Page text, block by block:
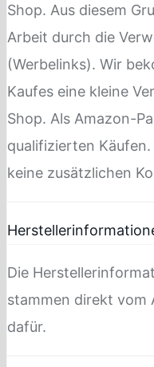
Shop. Aus diesem
Arbeit durch die
(Werbelinks). Wir
Kaufes eine kleine
Shop. Als Amazon-
qualifizierten
keine zusätzlichen
Die
stammen direkt vom
dafür.